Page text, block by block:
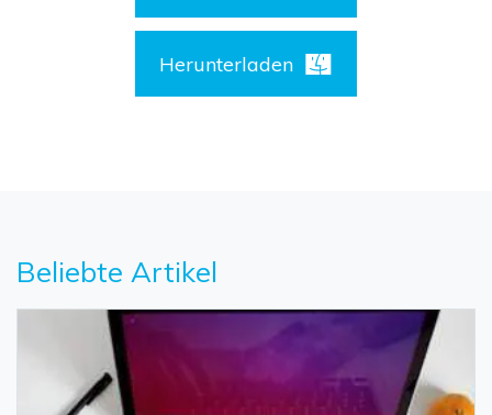
Herunterladen
Beliebte Artikel